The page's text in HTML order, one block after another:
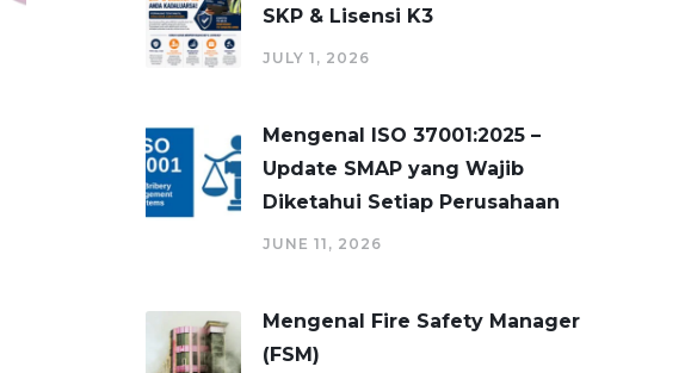
SKP & Lisensi K3
JULY 1, 2026
Mengenal ISO 37001:2025 –
Update SMAP yang Wajib
Diketahui Setiap Perusahaan
JUNE 11, 2026
Mengenal Fire Safety Manager
(FSM)